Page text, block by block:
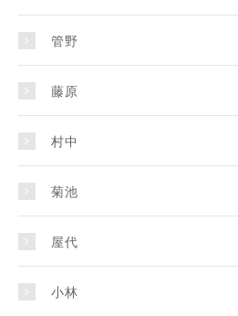
管野
藤原
村中
菊池
屋代
小林